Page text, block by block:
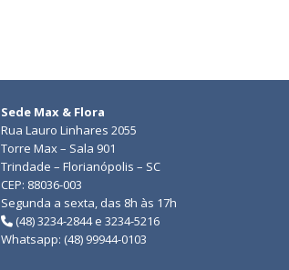
Sede Max & Flora
Rua Lauro Linhares 2055
Torre Max – Sala 901
Trindade – Florianópolis – SC
CEP: 88036-003
Segunda a sexta, das 8h às 17h
(48) 3234-2844 e 3234-5216
Whatsapp: (48) 99944-0103